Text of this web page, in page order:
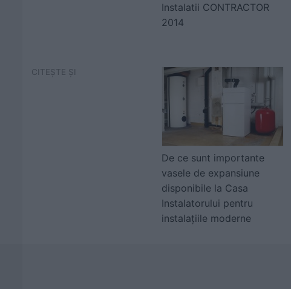
Instalatii CONTRACTOR
2014
CITEȘTE ȘI
De ce sunt importante
vasele de expansiune
disponibile la Casa
Instalatorului pentru
instalațiile moderne